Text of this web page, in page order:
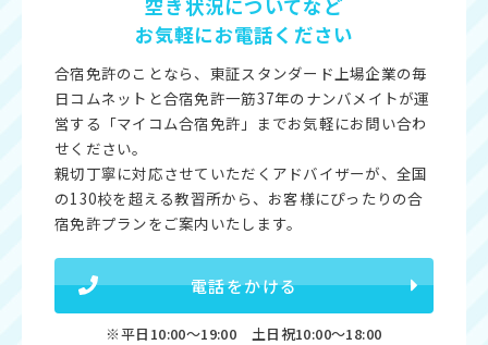
空き状況についてなど
お気軽にお電話ください
合宿免許のことなら、東証スタンダード上場企業の毎
日コムネットと合宿免許一筋37年のナンバメイトが運
営する「マイコム合宿免許」までお気軽にお問い合わ
せください。
親切丁寧に対応させていただくアドバイザーが、全国
の130校を超える教習所から、お客様にぴったりの合
宿免許プランをご案内いたします。
電話をかける
※平日10:00〜19:00 土日祝10:00〜18:00